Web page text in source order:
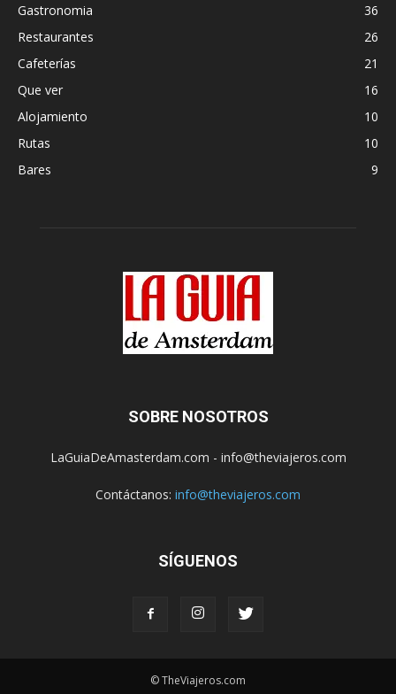
Gastronomia
36
Restaurantes
26
Cafeterías
21
Que ver
16
Alojamiento
10
Rutas
10
Bares
9
SOBRE NOSOTROS
LaGuiaDeAmasterdam.com - info@theviajeros.com
Contáctanos: info@theviajeros.com
SÍGUENOS
© TheViajeros.com